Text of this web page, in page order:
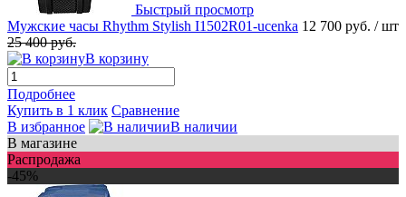
Быстрый просмотр
Мужские часы Rhythm Stylish I1502R01-ucenka 12 700 руб. / шт
25 400 руб.
В корзину
Подробнее
Купить в 1 клик Сравнение
В избранное
В наличии
В магазине
Распродажа
-45%